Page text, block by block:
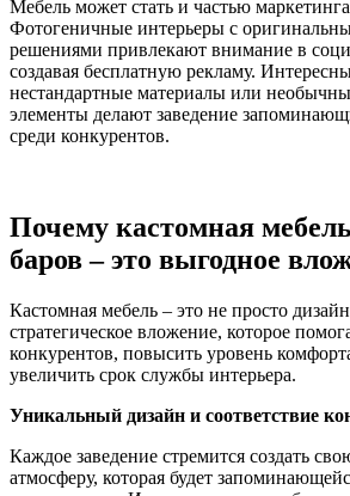
Мебель может стать и частью
Фотогеничные интерьеры с
решениями привлекают внимание в
создавая бесплатную рекламу.
нестандартные материалы или
элементы делают заведение
среди конкурентов.
Почему кастомная
баров – это выгодное
Кастомная мебель – это не просто
стратегическое вложение, которое
конкурентов, повысить уровень
увеличить срок службы интерьера.
Уникальный дизайн и соответствие
Каждое заведение стремится создать
атмосферу, которая будет